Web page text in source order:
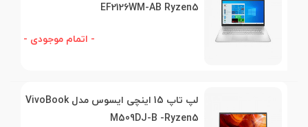
EF2126WM-AB Ryzen5
- اتمام موجودی -
لپ تاپ 15 اینچی ایسوس مدل VivoBook
M509DJ-B -Ryzen5